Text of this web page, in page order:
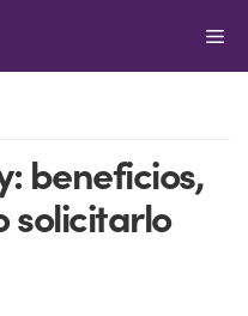
beneficios,
solicitarlo